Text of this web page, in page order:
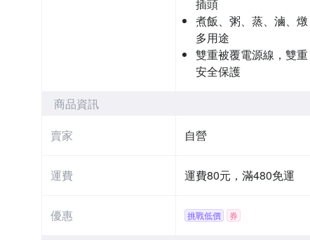
插頭
煮飯、粥、蒸、滷、燉
多用途
雙重被覆電源線，雙重
安全保護
商品資訊
賣家
自營
運費 運費80元，滿480免運
優惠 挑戰低價 券